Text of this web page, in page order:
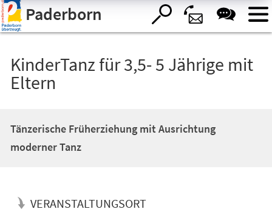
Assistenzsoftware
öffnen.Paderborn
KinderTanz für 3,5- 5 Jährige mit
Eltern
Tänzerische Früherziehung mit Ausrichtung
moderner Tanz
VERANSTALTUNGSORT